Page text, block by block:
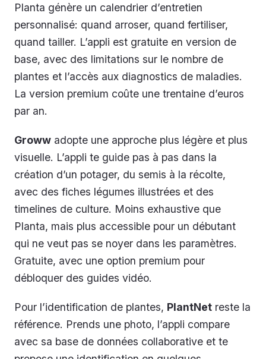
Planta génère un calendrier d’entretien
personnalisé: quand arroser, quand fertiliser,
quand tailler. L’appli est gratuite en version de
base, avec des limitations sur le nombre de
plantes et l’accès aux diagnostics de maladies.
La version premium coûte une trentaine d’euros
par an.
Groww adopte une approche plus légère et plus
visuelle. L’appli te guide pas à pas dans la
création d’un potager, du semis à la récolte,
avec des fiches légumes illustrées et des
timelines de culture. Moins exhaustive que
Planta, mais plus accessible pour un débutant
qui ne veut pas se noyer dans les paramètres.
Gratuite, avec une option premium pour
débloquer des guides vidéo.
Pour l’identification de plantes, PlantNet reste la
référence. Prends une photo, l’appli compare
avec sa base de données collaborative et te